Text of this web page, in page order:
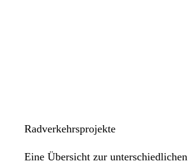
Radverkehrsprojekte
Eine Übersicht zur unterschiedlichen